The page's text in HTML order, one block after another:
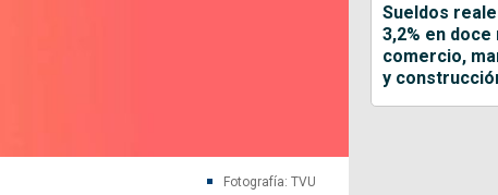
Fotografía: TVU
Sueldos
3,2% en
comercio,
y